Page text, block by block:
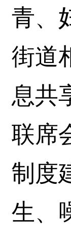
青、
街道
息共
联席
制度
生、